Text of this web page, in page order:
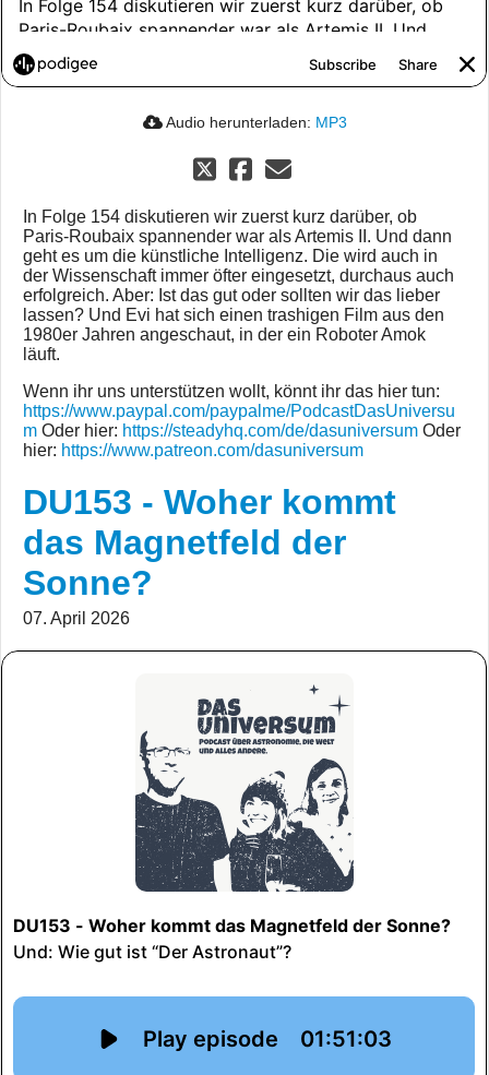
Audio herunterladen: MP3
In Folge 154 diskutieren wir zuerst kurz darüber, ob
Paris-Roubaix spannender war als Artemis II. Und dann
geht es um die künstliche Intelligenz. Die wird auch in
der Wissenschaft immer öfter eingesetzt, durchaus auch
erfolgreich. Aber: Ist das gut oder sollten wir das lieber
lassen? Und Evi hat sich einen trashigen Film aus den
1980er Jahren angeschaut, in der ein Roboter Amok
läuft.
Wenn ihr uns unterstützen wollt, könnt ihr das hier tun:
https://www.paypal.com/paypalme/PodcastDasUniversu
m Oder hier: https://steadyhq.com/de/dasuniversum Oder
hier: https://www.patreon.com/dasuniversum
DU153 - Woher kommt
das Magnetfeld der
Sonne?
07. April 2026